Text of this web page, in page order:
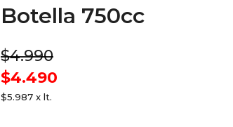
Botella 750cc
$4.990
$4.490
$5.987 x lt.